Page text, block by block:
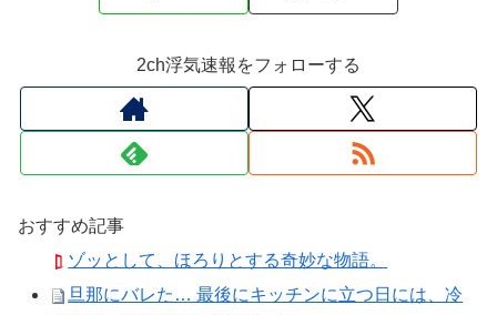
2ch浮気速報をフォローする
おすすめ記事
ゾッとして、ほろりとする奇妙な物語。
旦那にバレた… 最後にキッチンに立つ日には、冷